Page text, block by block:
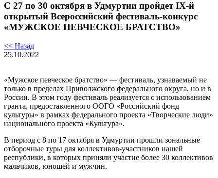
С 27 по 30 октября в Удмуртии пройдет IX-й
открытый Всероссийский фестиваль-конкурс
«МУЖСКОЕ ПЕВЧЕСКОЕ БРАТСТВО»
<< Назад
25.10.2022
«Мужское певческое братство» — фестиваль, узнаваемый не
только в пределах Приволжского федерального округа, но и в
России. В этом году фестиваль реализуется с использованием
гранта, предоставленного ООГО «Российский фонд
культуры» в рамках федерального проекта «Творческие люди»
национального проекта «Культура».
В период с 8 по 17 октября в Удмуртии прошли зональные
отборочные туры для коллективов-участников нашей
республики, в которых приняли участие более 30 коллективов
мальчиков, юношей и мужчин.